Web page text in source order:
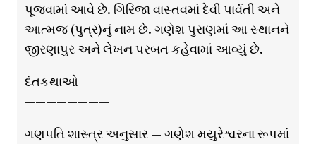
પૂજવામાં આવે છે. ગિરિજા વાસ્તવમાં દેવી પાર્વતી અને
આત્મજ (પુત્ર)નું નામ છે. ગણેશ પુરાણમાં આ સ્થાનને
જીરણાપુર અને લેખન પરબત કહેવામાં આવ્યું છે.
દંતકથાઓ
————————
ગણપતિ શાસ્ત્ર અનુસાર — ગણેશ મયુરેશ્વરના રૂપમાં